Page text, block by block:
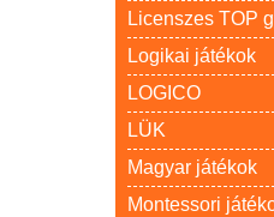
Licenszes TOP
Logikai játékok
LOGICO
LÜK
Magyar játékok
Montessori